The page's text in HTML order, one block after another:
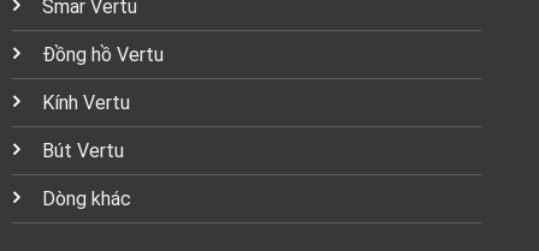
Smar Vertu
Đồng hồ Vertu
Kính Vertu
Bút Vertu
Dòng khác